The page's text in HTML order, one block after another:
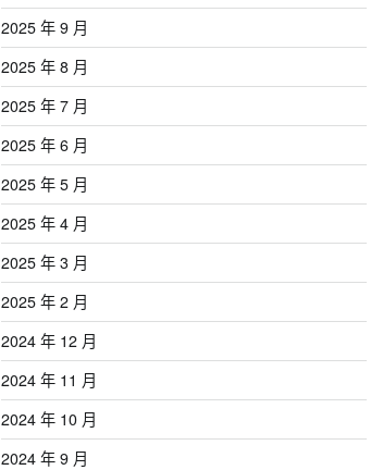
2025 年 9 月
2025 年 8 月
2025 年 7 月
2025 年 6 月
2025 年 5 月
2025 年 4 月
2025 年 3 月
2025 年 2 月
2024 年 12 月
2024 年 11 月
2024 年 10 月
2024 年 9 月